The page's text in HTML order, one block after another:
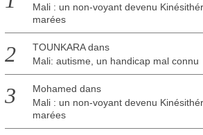
Mali : un non-voyant devenu
marées
TOUNKARAdans
Mali: autisme, un handicap mal connu
Mohamed dans
Mali : un non-voyant devenu
marées